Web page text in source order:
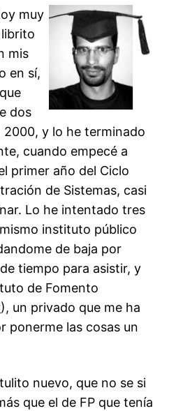
muy
mis
en sí,
dos
2000, y lo he terminado
cuando empecé a
primer año del Ciclo
de Sistemas, casi
Lo he intentado tres
instituto público
de baja por
tiempo para asistir, y
de Fomento
), un privado que me ha
ponerme las cosas un
nuevo, que no se si
que el de FP que tenía